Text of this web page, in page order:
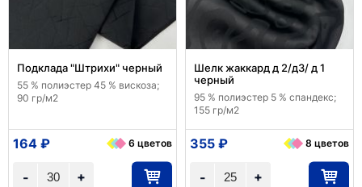
Подклада "Штрихи" черный
55 % полиэстер 45 % вискоза;
90 гр/м2
+
-
164 ₽ 6 цветов
Шелк жаккард д 2/д3/ д 1
черный
95 % полиэстер 5 % спандекс;
155 гр/м2
+
-
355 ₽ 8 цветов